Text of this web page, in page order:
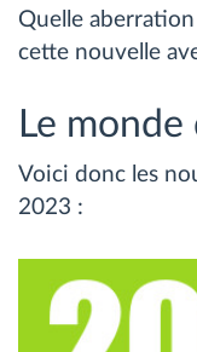
Quelle
cette nouvelle
Le
Voici donc les
2023 :